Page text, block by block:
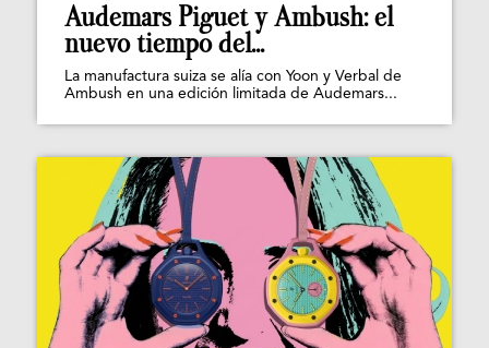
Audemars Piguet y Ambush: el
nuevo tiempo del...
La manufactura suiza se alía con Yoon y Verbal de
Ambush en una edición limitada de Audemars...